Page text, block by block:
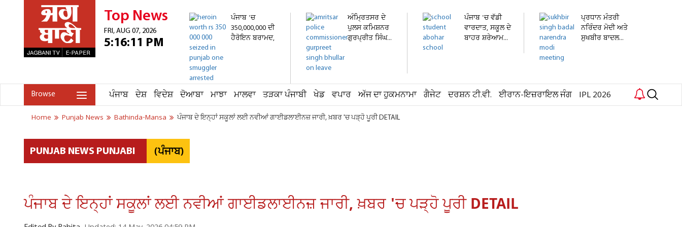
Top News
FRI, AUG 07, 2026
5:16:11 PM
ਪੰਜਾਬ 'ਚ
350,000,000 ਦੀ
ਹੈਰੋਇਨ ਬਰਾਮਦ,
ਅੰਮ੍ਰਿਤਸਰ ਦੇ
ਪੁਲਸ ਕਮਿਸ਼ਨਰ
ਗੁਰਪ੍ਰੀਤ ਸਿੰਘ...
ਪੰਜਾਬ 'ਚ ਵੱਡੀ
ਵਾਰਦਾਤ, ਸਕੂਲ ਦੇ
ਬਾਹਰ ਸ਼ਰੇਆਮ...
ਪ੍ਰਧਾਨ ਮੰਤਰੀ
ਨਰਿੰਦਰ ਮੋਦੀ ਅਤੇ
ਸੁਖਬੀਰ ਬਾਦਲ...
Browse ਪੰਜਾਬ ਦੇਸ਼ ਵਿਦੇਸ਼ ਦੋਆਬਾ ਮਾਝਾ ਮਾਲਵਾ ਤੜਕਾ ਪੰਜਾਬੀ ਖੇਡ ਵਪਾਰ ਅੱਜ ਦਾ ਹੁਕਮਨਾਮਾ ਗੈਜੇਟ ਦਰਸ਼ਨ ਟੀ.ਵੀ. ਈਰਾਨ-ਇਜ਼ਰਾਇਲ ਜੰਗ IPL 2026
Home Punjab News Bathinda-Mansa ਪੰਜਾਬ ਦੇ ਇਨ੍ਹਾਂ ਸਕੂਲਾਂ ਲਈ ਨਵੀਆਂ ਗਾਈਡਲਾਈਨਜ਼ ਜਾਰੀ, ਖ਼ਬਰ 'ਚ ਪੜ੍ਹੋ ਪੂਰੀ DETAIL
PUNJAB NEWS PUNJABI (ਪੰਜਾਬ)
ਪੰਜਾਬ ਦੇ ਇਨ੍ਹਾਂ ਸਕੂਲਾਂ ਲਈ ਨਵੀਆਂ ਗਾਈਡਲਾਈਨਜ਼ ਜਾਰੀ, ਖ਼ਬਰ 'ਚ ਪੜ੍ਹੋ ਪੂਰੀ DETAIL